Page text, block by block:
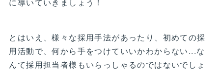
に導いていきましょう！
とはいえ、様々な採用手法があったり、初めての採
用活動で、何から手をつけていいかわからない...な
んて採用担当者様もいらっしゃるのではないでしょ